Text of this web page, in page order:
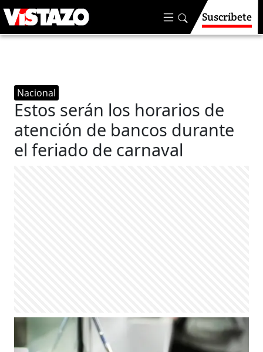
Suscríbete
Nacional
Estos serán los horarios de
atención de bancos durante
el feriado de carnaval